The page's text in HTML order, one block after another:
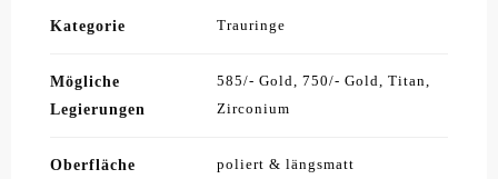
Kategorie Trauringe
Mögliche
Legierungen
585/- Gold, 750/- Gold, Titan,
Zirconium
Oberfläche poliert & längsmatt